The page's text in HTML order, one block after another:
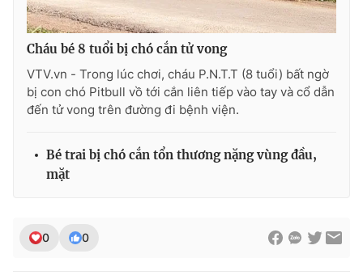
VTV Money VTV Thể thao
VTV Sức khoẻ Bất động sản
VTV4
VTV9
Cháu bé 8 tuổi bị chó cắn tử vong
VTV.vn - Trong lúc chơi, cháu P.N.T.T (8 tuổi) bất ngờ
bị con chó Pitbull vồ tới cắn liên tiếp vào tay và cổ dẫn
đến tử vong trên đường đi bệnh viện.
Bé trai bị chó cắn tổn thương nặng vùng đầu,
mặt
0 0